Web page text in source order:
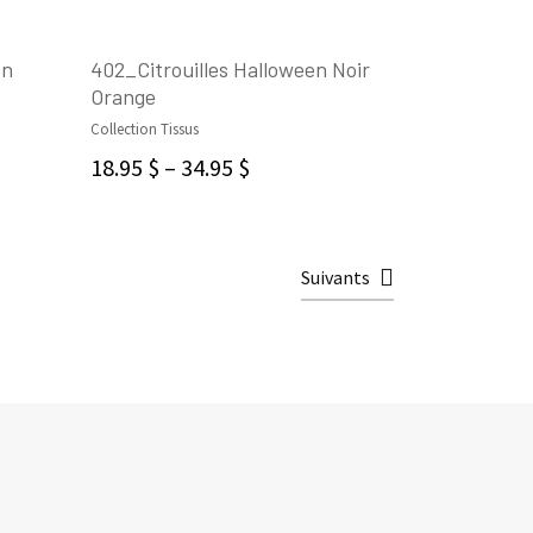
CHOIX DES OPTIONS
402_Citrouilles Halloween Noir
Orange
Collection Tissus
18.95 $ – 34.95 $
Suivants